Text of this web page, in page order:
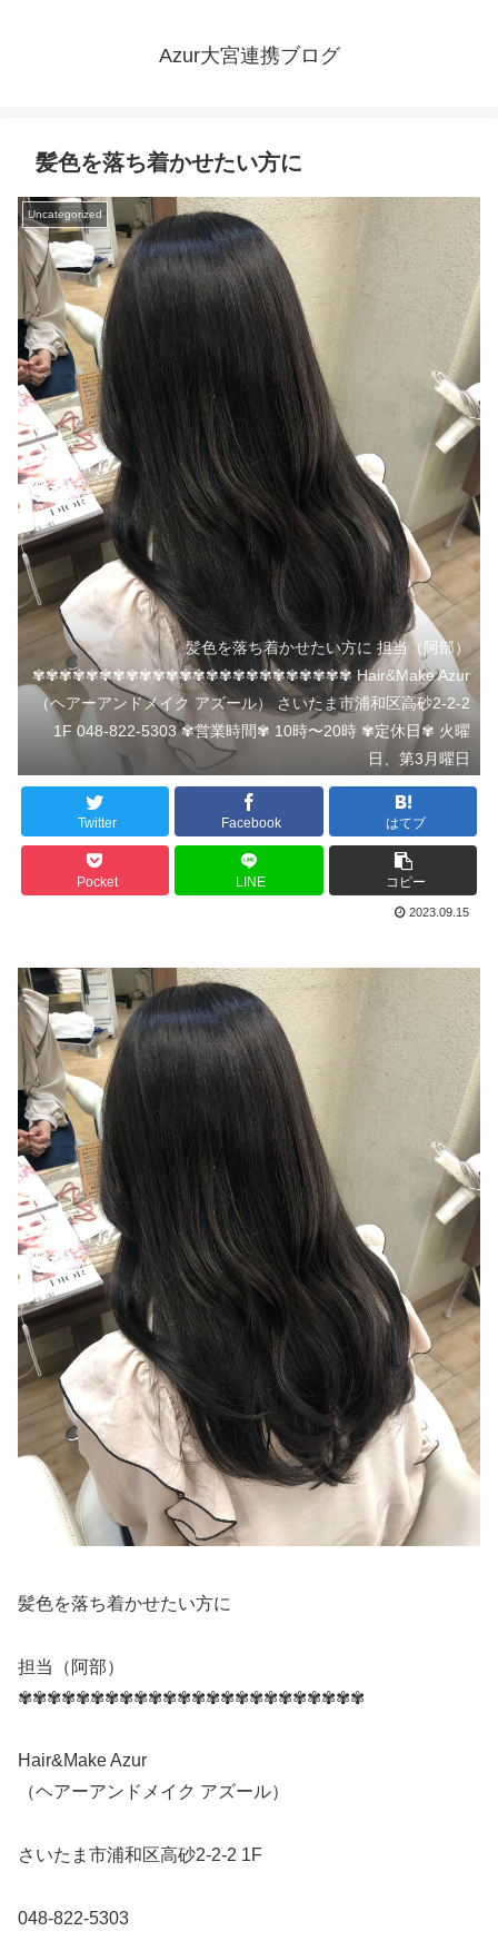
Azur大宮連携ブログ
髪色を落ち着かせたい方に
Uncategorized
髪色を落ち着かせたい方に 担当（阿部）
✾✾✾✾✾✾✾✾✾✾✾✾✾✾✾✾✾✾✾✾✾✾✾✾ Hair&Make Azur
（ヘアーアンドメイク アズール） さいたま市浦和区高砂2-2-2
1F 048-822-5303 ✾営業時間✾ 10時〜20時 ✾定休日✾ 火曜
日、第3月曜日
Twitter Facebook はてブ
Pocket LINE コピー
2023.09.15
髪色を落ち着かせたい方に
担当（阿部）
✾✾✾✾✾✾✾✾✾✾✾✾✾✾✾✾✾✾✾✾✾✾✾✾
Hair&Make Azur
（ヘアーアンドメイク アズール）
さいたま市浦和区高砂2-2-2 1F
048-822-5303